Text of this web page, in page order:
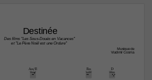
Destinée
Musique de
Vladimir Cosma
A‹/E E‹ D
Des films "Les Sous-Doués en Vacances"
et "Le Père Noël est une Ordure"